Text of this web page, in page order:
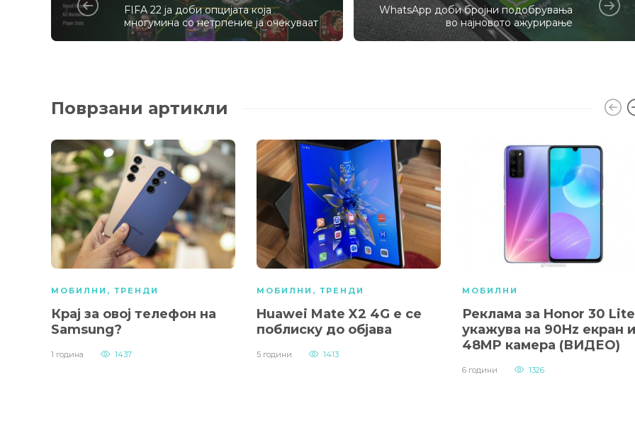
FIFA 22 ја доби опцијата која
многумина со нетрпение ја очекуваат
WhatsApp доби бројни подобрувања
во најновото ажурирање
Поврзани артикли
МОБИЛНИ , ТРЕНДИ
Крај за овој телефон на
Samsung?
1 година 1437
МОБИЛНИ , ТРЕНДИ
Huawei Mate X2 4G е се
поблиску до објава
5 години 1413
МОБИЛНИ
Реклама за Honor 30 Lite
укажува на 90Hz екран и
48MP камера (ВИДЕО)
6 години 1326